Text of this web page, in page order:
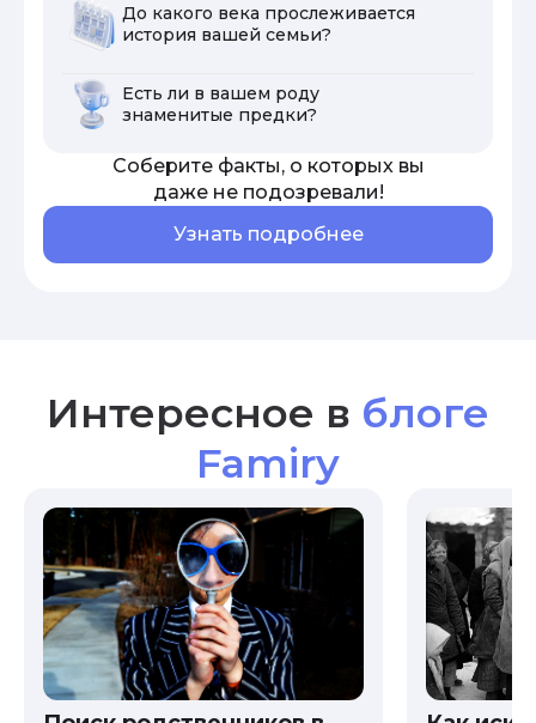
До какого века прослеживается
история вашей семьи?
Есть ли в вашем роду
знаменитые предки?
Соберите факты, о которых вы
даже не подозревали!
Узнать подробнее
Интересное в блоге
Famiry